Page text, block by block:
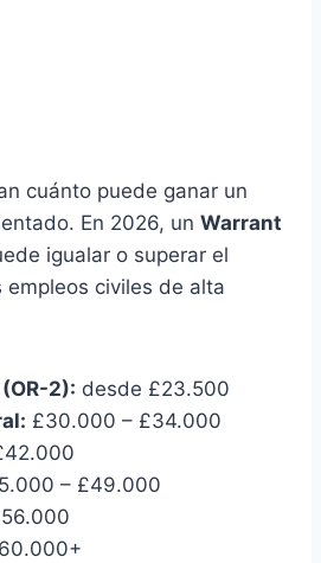
cuánto puede ganar un
En 2026, un Warrant
igualar o superar el
empleos civiles de alta
2): desde £23.500
£30.000 – £34.000
– £49.000